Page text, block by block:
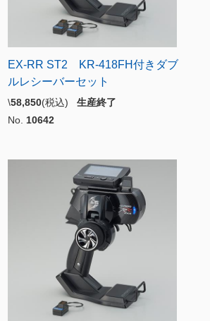
EX-RR ST2 KR-418FH付きダブ
ルレシーバーセット
\58,850(税込) 生産終了
No. 10642